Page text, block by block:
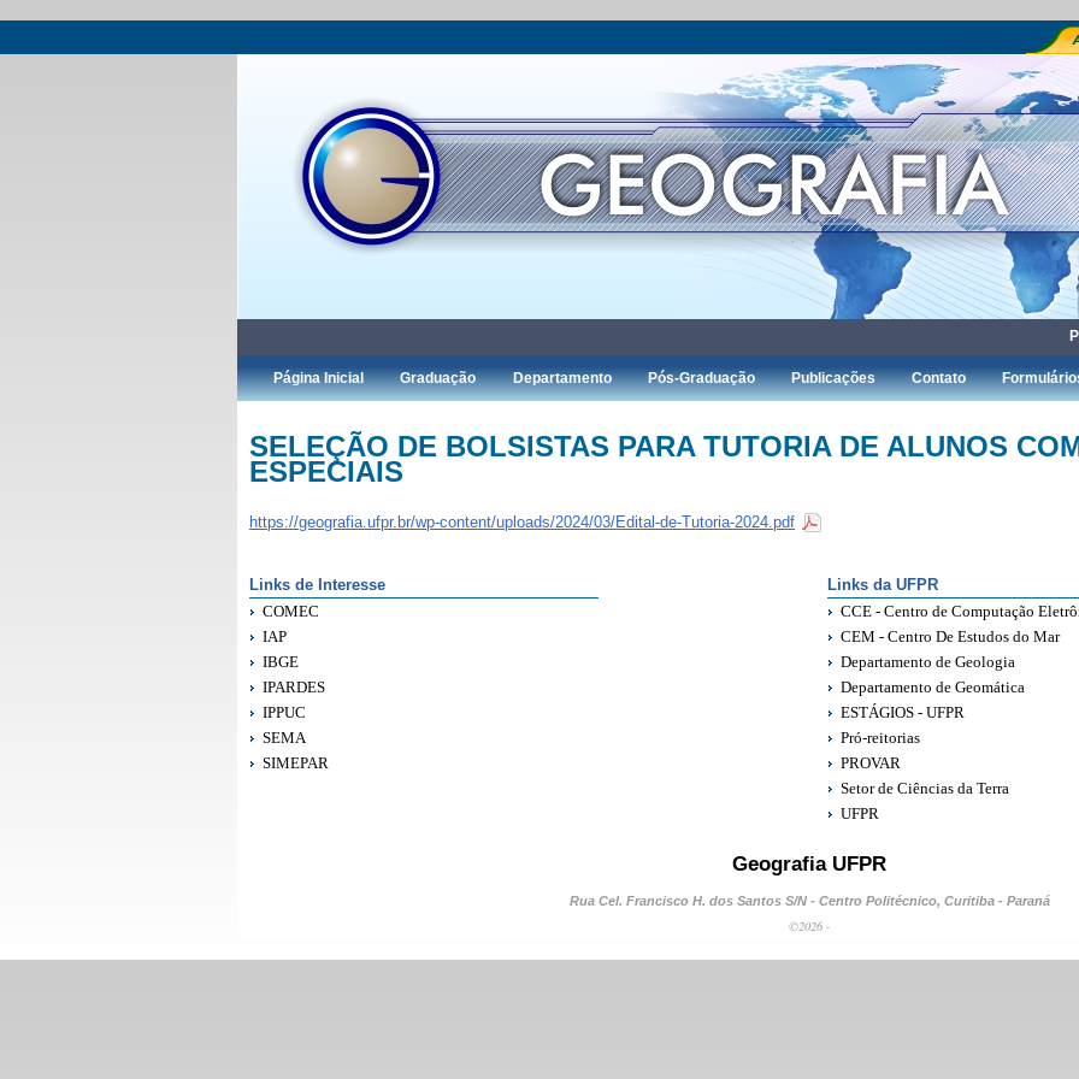
Página Inicial Graduação Departamento Pós-Graduação Publicações Contato
SELEÇÃO DE BOLSISTAS PARA TUTORIA DE ALUNOS
ESPECIAIS
https://geografia.ufpr.br/wp-content/uploads/2024/03/Edital-de-Tutoria-2024.pdf
Links de Interesse
COMEC
IAP
IBGE
IPARDES
IPPUC
SEMA
SIMEPAR
Links da UFPR
CCE - Centro de Computação
CEM - Centro De Estudos do Mar
Departamento de Geologia
Departamento de Geomática
ESTÁGIOS - UFPR
Pró-reitorias
PROVAR
Setor de Ciências da Terra
UFPR
Geografia UFPR
Rua Cel. Francisco H. dos Santos S/N - Centro Politécnico, Curitiba - Paraná
©2026 -